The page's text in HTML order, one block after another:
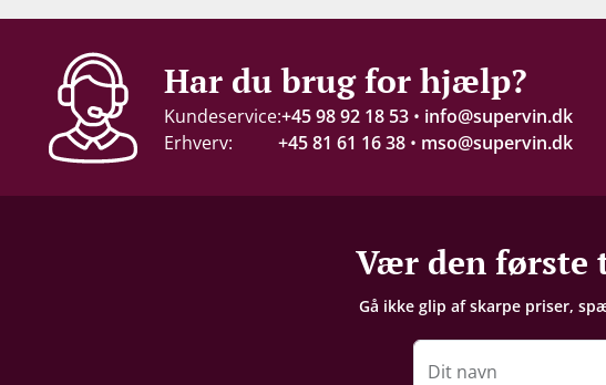
Alkohol-%
14 %
Servering
Har du brug for hjælp?
Kundeservice:+45 98 92 18 53 • info@supervin.dk
Erhverv:
+45 81 61 16 38 • mso@supervin.dk
Vær den første
Gå ikke glip af skarpe priser,
Dit navn